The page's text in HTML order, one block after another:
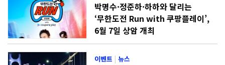
박명수·정준하·하하와 달리는
‘무한도전 Run with 쿠팡플레이’,
6월 7일 상암 개최
이벤트 |뉴스